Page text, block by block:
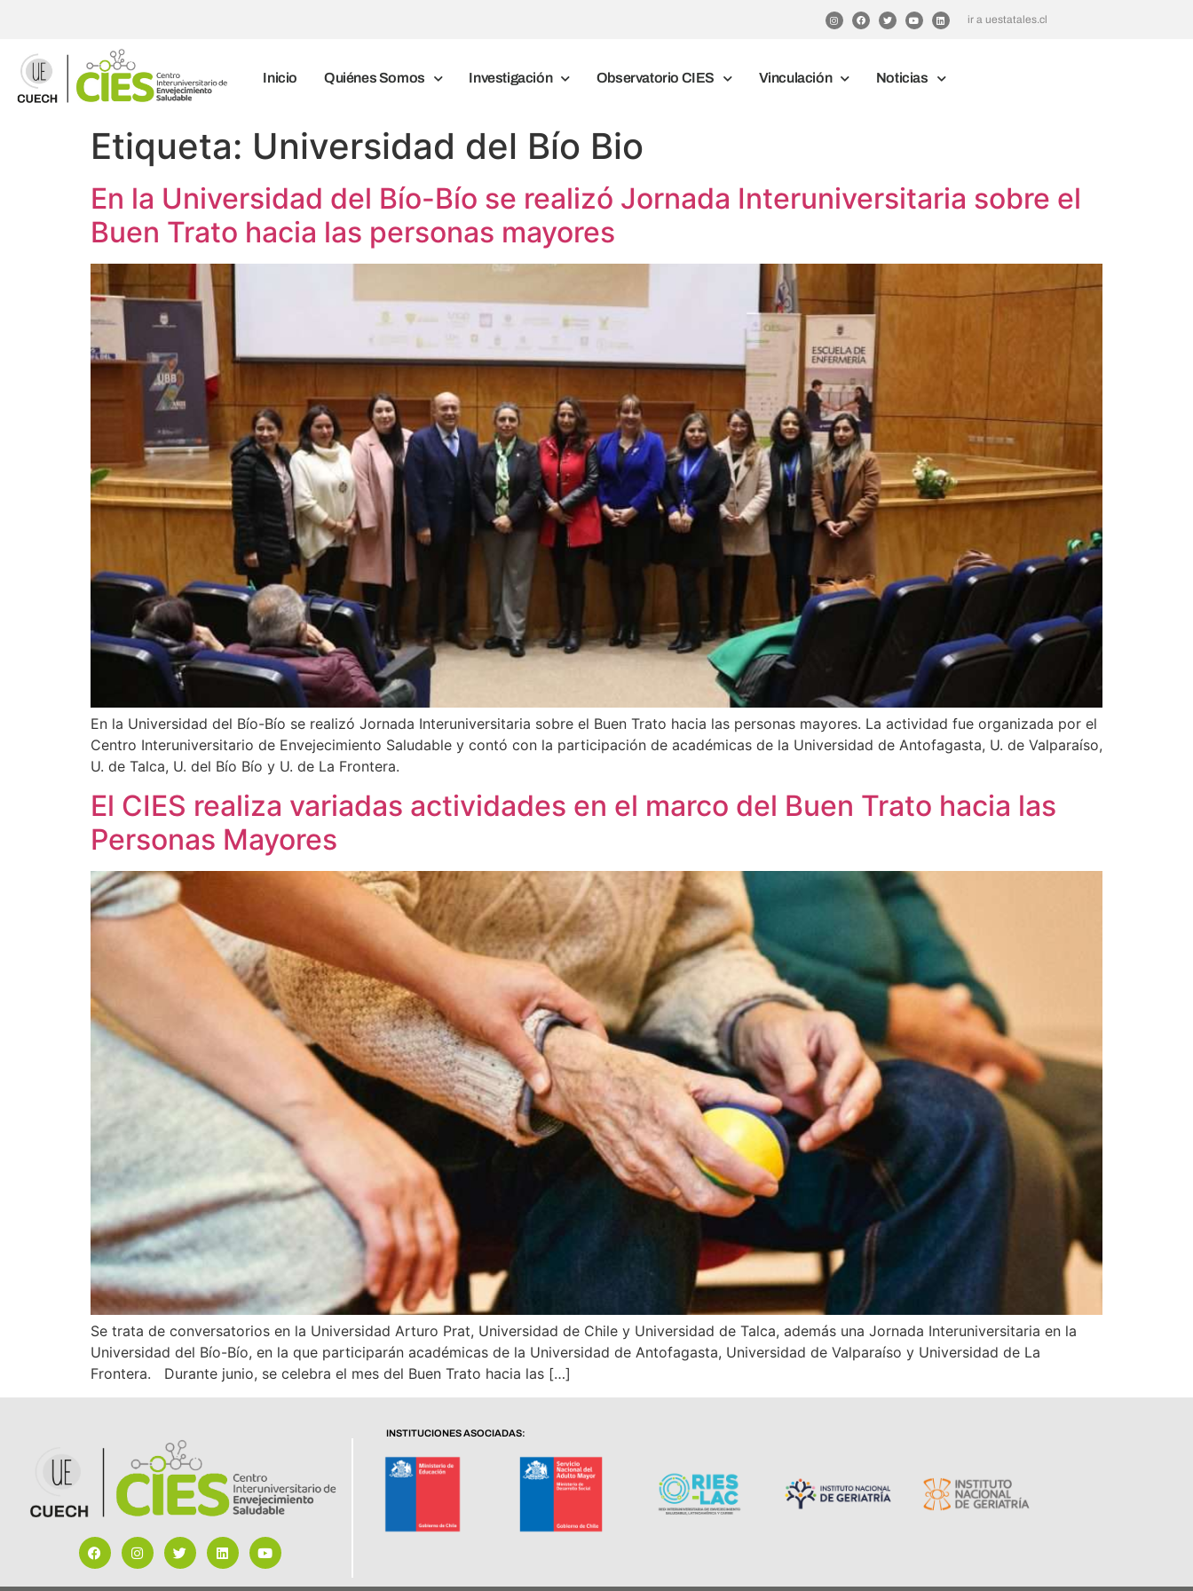
ir a uestatales.cl
Inicio Quiénes Somos Investigación Observatorio CIES Vinculación Noticias
Etiqueta: Universidad del Bío Bio
En la Universidad del Bío-Bío se realizó Jornada Interuniversitaria sobre el
Buen Trato hacia las personas mayores
En la Universidad del Bío-Bío se realizó Jornada Interuniversitaria sobre el Buen Trato hacia las personas mayores. La actividad fue organizada por el
Centro Interuniversitario de Envejecimiento Saludable y contó con la participación de académicas de la Universidad de Antofagasta, U. de Valparaíso,
U. de Talca, U. del Bío Bío y U. de La Frontera.
El CIES realiza variadas actividades en el marco del Buen Trato hacia las
Personas Mayores
Se trata de conversatorios en la Universidad Arturo Prat, Universidad de Chile y Universidad de Talca, además una Jornada Interuniversitaria en la
Universidad del Bío-Bío, en la que participarán académicas de la Universidad de Antofagasta, Universidad de Valparaíso y Universidad de La
Frontera. Durante junio, se celebra el mes del Buen Trato hacia las […]
INSTITUCIONES ASOCIADAS: